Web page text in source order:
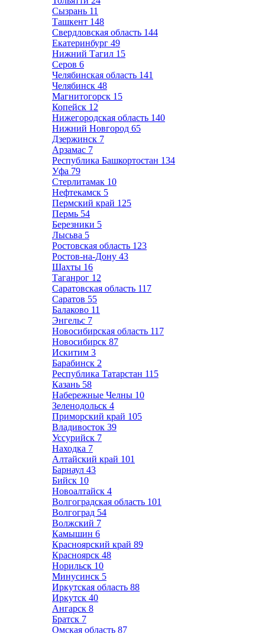
Сызрань 11
Ташкент 148
Свердловская область 144
Екатеринбург 49
Нижний Тагил 15
Серов 6
Челябинская область 141
Челябинск 48
Магнитогорск 15
Копейск 12
Нижегородская область 140
Нижний Новгород 65
Дзержинск 7
Арзамас 7
Республика Башкортостан 134
Уфа 79
Стерлитамак 10
Нефтекамск 5
Пермский край 125
Пермь 54
Березники 5
Лысьва 5
Ростовская область 123
Ростов-на-Дону 43
Шахты 16
Таганрог 12
Саратовская область 117
Саратов 55
Балаково 11
Энгельс 7
Новосибирская область 117
Новосибирск 87
Искитим 3
Барабинск 2
Республика Татарстан 115
Казань 58
Набережные Челны 10
Зеленодольск 4
Приморский край 105
Владивосток 39
Уссурийск 7
Находка 7
Алтайский край 101
Барнаул 43
Бийск 10
Новоалтайск 4
Волгоградская область 101
Волгоград 54
Волжский 7
Камышин 6
Красноярский край 89
Красноярск 48
Норильск 10
Минусинск 5
Иркутская область 88
Иркутск 40
Ангарск 8
Братск 7
Омская область 87